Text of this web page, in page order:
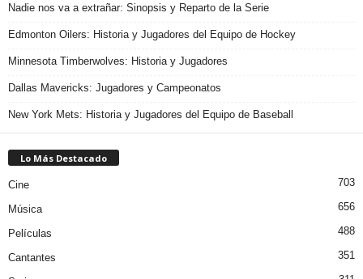
Nadie nos va a extrañar: Sinopsis y Reparto de la Serie
Edmonton Oilers: Historia y Jugadores del Equipo de Hockey
Minnesota Timberwolves: Historia y Jugadores
Dallas Mavericks: Jugadores y Campeonatos
New York Mets: Historia y Jugadores del Equipo de Baseball
Lo Más Destacado
Cine 703
Música 656
Películas 488
Cantantes 351